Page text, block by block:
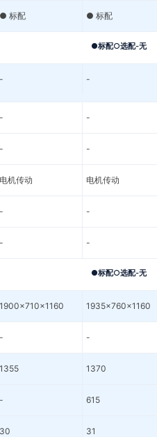
● 标配 ● 标配
●标配○选配-无
- -
- -
- -
电机传动 电机传动
- -
- -
●标配○选配-无
1900x710x1160 1935x760x1160
- -
1355 1370
- 615
30 31